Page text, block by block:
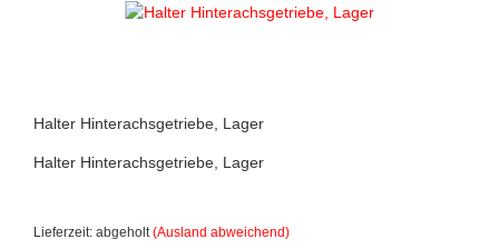
Halter Hinterachsgetriebe, Lager
Halter Hinterachsgetriebe, Lager
Lieferzeit: abgeholt (Ausland abweichend)